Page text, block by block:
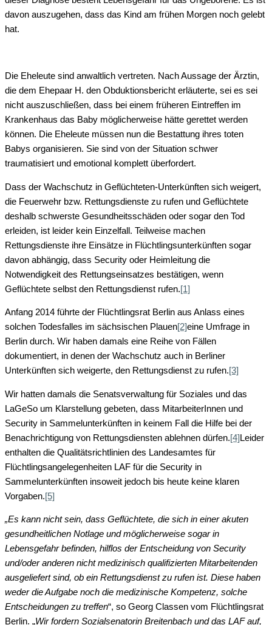
davon auszugehen, dass das Kind am frühen Morgen noch gelebt
hat.
Die Eheleute sind anwaltlich vertreten. Nach Aussage der Ärztin,
die dem Ehepaar H. den Obduktionsbericht erläuterte, sei es sei
nicht auszuschließen, dass bei einem früheren Eintreffen im
Krankenhaus das Baby möglicherweise hätte gerettet werden
können. Die Eheleute müssen nun die Bestattung ihres toten
Babys organisieren. Sie sind von der Situation schwer
traumatisiert und emotional komplett überfordert.
Dass der Wachschutz in Geflüchteten-Unterkünften sich weigert,
die Feuerwehr bzw. Rettungsdienste zu rufen und Geflüchtete
deshalb schwerste Gesundheitsschäden oder sogar den Tod
erleiden, ist leider kein Einzelfall. Teilweise machen
Rettungsdienste ihre Einsätze in Flüchtlingsunterkünften sogar
davon abhängig, dass Security oder Heimleitung die
Notwendigkeit des Rettungseinsatzes bestätigen, wenn
Geflüchtete selbst den Rettungsdienst rufen.[1]
Anfang 2014 führte der Flüchtlingsrat Berlin aus Anlass eines
solchen Todesfalles im sächsischen Plauen[2]eine Umfrage in
Berlin durch. Wir haben damals eine Reihe von Fällen
dokumentiert, in denen der Wachschutz auch in Berliner
Unterkünften sich weigerte, den Rettungsdienst zu rufen.[3]
Wir hatten damals die Senatsverwaltung für Soziales und das
LaGeSo um Klarstellung gebeten, dass MitarbeiterInnen und
Security in Sammelunterkünften in keinem Fall die Hilfe bei der
Benachrichtigung von Rettungsdiensten ablehnen dürfen.[4] Leider
enthalten die Qualitätsrichtlinien des Landesamtes für
Flüchtlingsangelegenheiten LAF für die Security in
Sammelunterkünften insoweit jedoch bis heute keine klaren
Vorgaben.[5]
„Es kann nicht sein, dass Geflüchtete, die sich in einer akuten
gesundheitlichen Notlage und möglicherweise sogar in
Lebensgefahr befinden, hilflos der Entscheidung von Security
und/oder anderen nicht medizinisch qualifizierten Mitarbeitenden
ausgeliefert sind, ob ein Rettungsdienst zu rufen ist. Diese haben
weder die Aufgabe noch die medizinische Kompetenz, solche
Entscheidungen zu treffen“, so Georg Classen vom Flüchtlingsrat
Berlin. „Wir fordern Sozialsenatorin Breitenbach und das LAF auf,